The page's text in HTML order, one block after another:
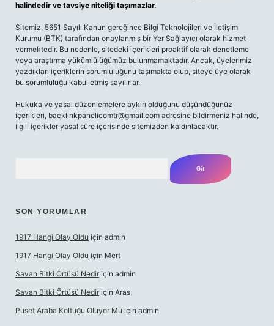
halindedir ve tavsiye niteliği taşımazlar.
Sitemiz, 5651 Sayılı Kanun gereğince Bilgi Teknolojileri ve İletişim
Kurumu (BTK) tarafından onaylanmış bir Yer Sağlayıcı olarak hizmet
vermektedir. Bu nedenle, sitedeki içerikleri proaktif olarak denetleme
veya araştırma yükümlülüğümüz bulunmamaktadır. Ancak, üyelerimiz
yazdıkları içeriklerin sorumluluğunu taşımakta olup, siteye üye olarak
bu sorumluluğu kabul etmiş sayılırlar.
Hukuka ve yasal düzenlemelere aykırı olduğunu düşündüğünüz
içerikleri, backlinkpanelicomtr@gmail.com adresine bildirmeniz halinde,
ilgili içerikler yasal süre içerisinde sitemizden kaldırılacaktır.
SON YORUMLAR
1917 Hangi Olay Oldu için admin
1917 Hangi Olay Oldu için Mert
Savan Bitki Örtüsü Nedir için admin
Savan Bitki Örtüsü Nedir için Aras
Puset Araba Koltuğu Oluyor Mu için admin